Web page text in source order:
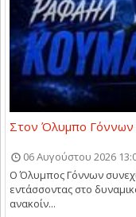
Στον Όλυμπο
06 Αυγούστου 2026
Ο Όλυμπος Γόννων
εντάσσοντας στο
ανακοίν...